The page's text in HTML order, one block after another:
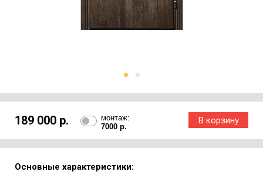
189 000 р.
монтаж:
7000 р.
Основные характеристики: